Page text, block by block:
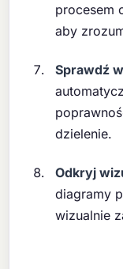
procesem
aby
Sprawdź
dzielenie.
Odkryj
diagramy
wizualnie